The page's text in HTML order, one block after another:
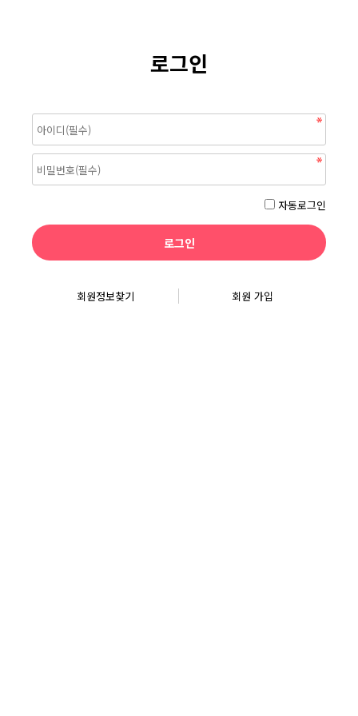
로그인
자동로그인
회원정보찾기 회원 가입